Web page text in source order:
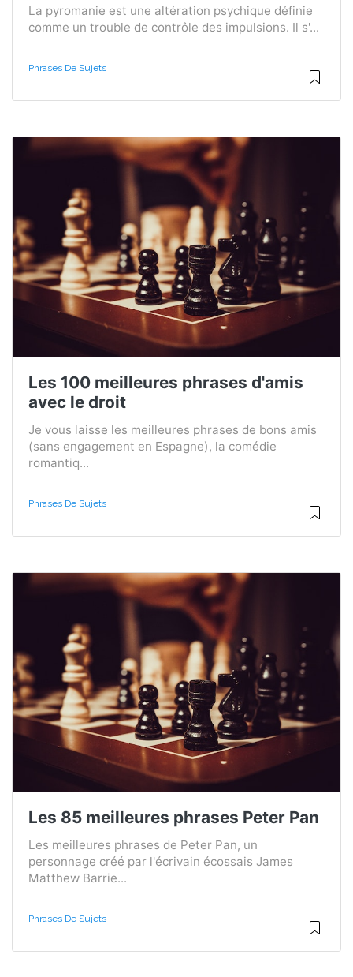
La pyromanie est une altération psychique définie
comme un trouble de contrôle des impulsions. Il s'...
Phrases De Sujets
Les 100 meilleures phrases d'amis
avec le droit
Je vous laisse les meilleures phrases de bons amis
(sans engagement en Espagne), la comédie
romantiq...
Phrases De Sujets
Les 85 meilleures phrases Peter Pan
Les meilleures phrases de Peter Pan, un
personnage créé par l'écrivain écossais James
Matthew Barrie...
Phrases De Sujets